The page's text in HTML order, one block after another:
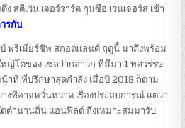
สตีเว่น เจอร์ราร์ด กุนซือ เรนเจอร์ส เข้า
รกับ
พรีเมียร์ชิพ สกอตแลนด์ ฤดูนี้ มาถึงพร้อม
ญ่โตของ เซลว่ากล่าวก ที่มีมา 1 ทศวรรษ
าที่ ที่ปรึกษาสุดกำลัง เมื่อปี 2018 ก็ตาม
งทีอาจหวั่นหวาด เรื่องประสบการณ์ แต่ว่า
ดตำนานถิ่น แอนฟิลด์ ถึงเหมาะสมมารับ